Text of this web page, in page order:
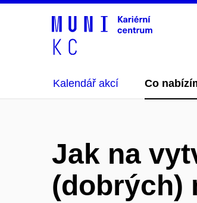
Kalendář akcí Co
Jak na
(dobrých)